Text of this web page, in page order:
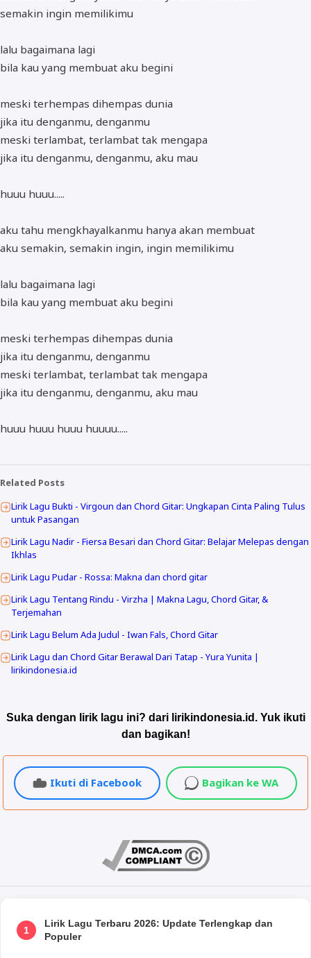
semakin ingin memilikimu
lalu bagaimana lagi
bila kau yang membuat aku begini
meski terhempas dihempas dunia
jika itu denganmu, denganmu
meski terlambat, terlambat tak mengapa
jika itu denganmu, denganmu, aku mau
huuu huuu.....
aku tahu mengkhayalkanmu hanya akan membuat
aku semakin, semakin ingin, ingin memilikimu
lalu bagaimana lagi
bila kau yang membuat aku begini
meski terhempas dihempas dunia
jika itu denganmu, denganmu
meski terlambat, terlambat tak mengapa
jika itu denganmu, denganmu, aku mau
huuu huuu huuu huuuu.....
Related Posts
Lirik Lagu Bukti - Virgoun dan Chord Gitar: Ungkapan Cinta Paling Tulus
untuk Pasangan
Lirik Lagu Nadir - Fiersa Besari dan Chord Gitar: Belajar Melepas dengan
Ikhlas
Lirik Lagu Pudar - Rossa: Makna dan chord gitar
Lirik Lagu Tentang Rindu - Virzha | Makna Lagu, Chord Gitar, &
Terjemahan
Lirik Lagu Belum Ada Judul - Iwan Fals, Chord Gitar
Lirik Lagu dan Chord Gitar Berawal Dari Tatap - Yura Yunita |
lirikindonesia.id
Suka dengan lirik lagu ini? dari lirikindonesia.id. Yuk ikuti
dan bagikan!
Ikuti di Facebook Bagikan ke WA
1
Lirik Lagu Terbaru 2026: Update Terlengkap dan
Populer